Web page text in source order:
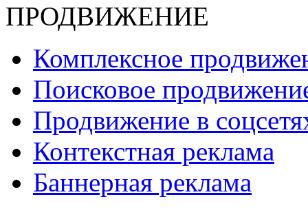
ПРОДВИЖЕНИЕ
Комплексное
Поисковое
Продвижение в
Контекстная реклама
Баннерная реклама